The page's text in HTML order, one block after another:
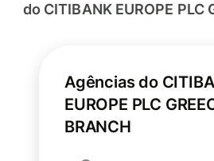
do CITIBANK EUROPE PLC
Agências do
EUROPE PLC
BRANCH